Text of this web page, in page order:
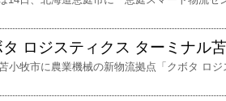
ロジスティクス ターミナル
小牧市に農業機械の新物流拠点「クボタ ロ